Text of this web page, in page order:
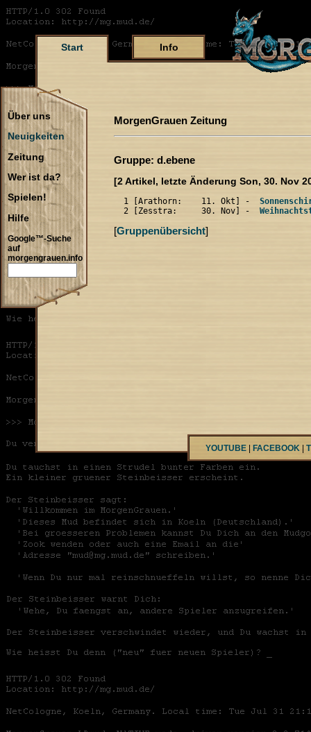
Start Info
Über uns
Neuigkeiten
Zeitung
Wer ist da?
Spielen!
Hilfe
Google™-Suche
auf
morgengrauen.info
MorgenGrauen Zeitung
Gruppe: d.ebene
[2 Artikel, letzte Änderung Son, 30. Nov
  1 [Arathorn:    11. Okt] -
  2 [Zesstra:     30. Nov] -
[Gruppenübersicht]
YOUTUBE FACEBOOK